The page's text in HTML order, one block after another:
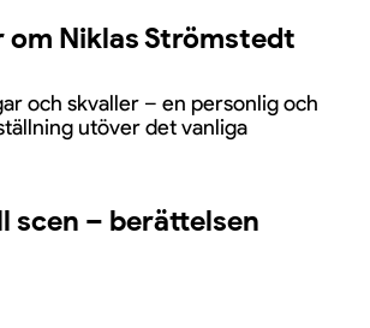
om Niklas Strömstedt
och skvaller – en personlig och
utöver det vanliga
scen – berättelsen